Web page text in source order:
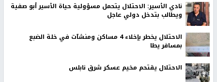
نادي الأسير: الاحتلال يتحمل مسؤولية حياة الأسير أبو صفية
ويطالب بتدخل دولي عاجل
الاحتلال يخطر بإخلاء 4 مساكن ومنشآت في خلة الضبع
بمسافر يطا
الاحتلال يقتحم مخيم عسكر شرق نابلس